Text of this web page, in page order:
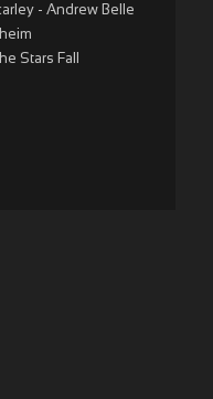
- Andrew Belle
Stars Fall